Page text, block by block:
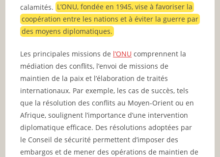
calamités.L’ONU, fondée en 1945, vise à favoriser la
coopération entre les nations et à éviter la guerre par
des moyens diplomatiques.
Les principales missions de l’ONU comprennent la
médiation des conflits, l’envoi de missions de
maintien de la paix et l’élaboration de traités
internationaux. Par exemple, les cas de succès, tels
que la résolution des conflits au Moyen-Orient ou en
Afrique, soulignent l’importance d’une intervention
diplomatique efficace. Des résolutions adoptées par
le Conseil de sécurité permettent d’imposer des
embargos et de mener des opérations de maintien de